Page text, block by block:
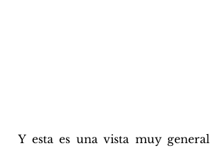
Y esta es una vista muy general